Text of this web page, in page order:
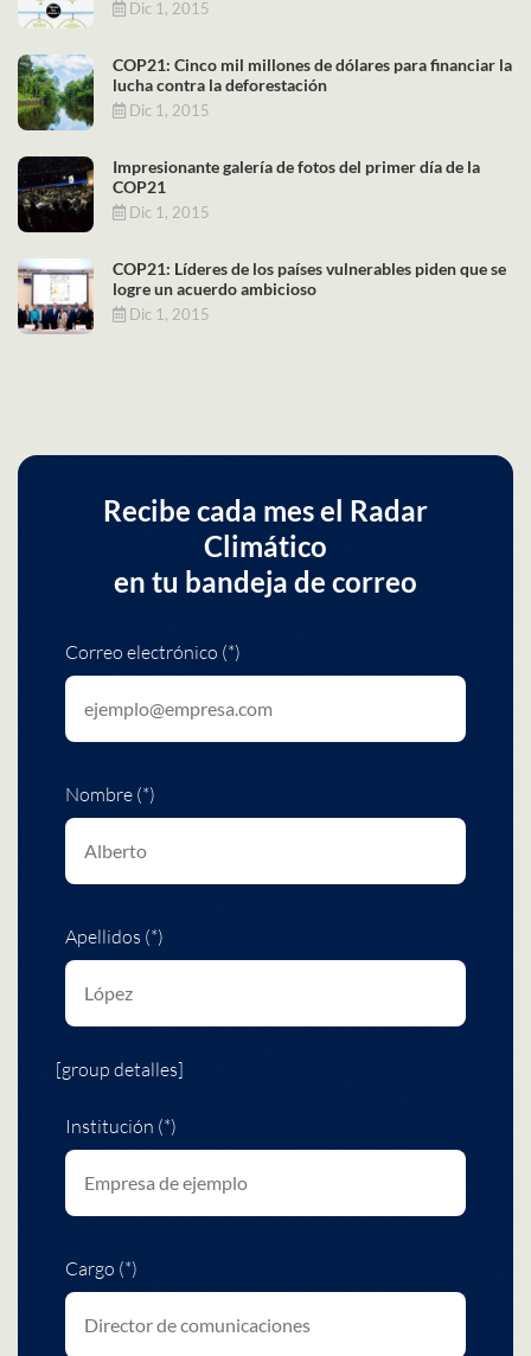
Dic 1, 2015
COP21: Cinco mil millones de dólares para financiar la
lucha contra la deforestación
Dic 1, 2015
Impresionante galería de fotos del primer día de la
COP21
Dic 1, 2015
COP21: Líderes de los países vulnerables piden que se
logre un acuerdo ambicioso
Dic 1, 2015
Recibe cada mes el Radar
Climático
en tu bandeja de correo
Correo electrónico (*)
Nombre (*)
Apellidos (*)
[group detalles]
Institución (*)
Cargo (*)